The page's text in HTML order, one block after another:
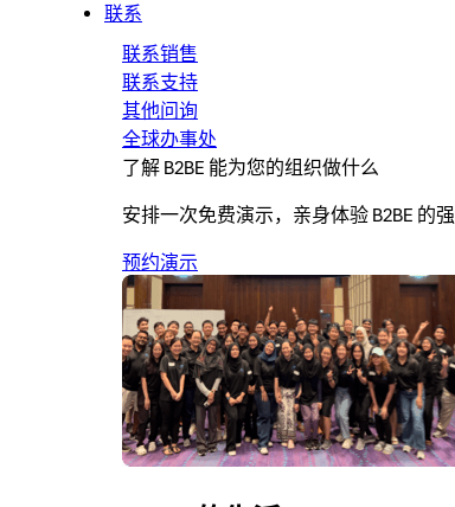
联系
联系销售
联系支持
其他问询
全球办事处
了解 B2BE 能为您的组织做什么
安排一次免费演示，亲身体验 B2BE 的
预约演示